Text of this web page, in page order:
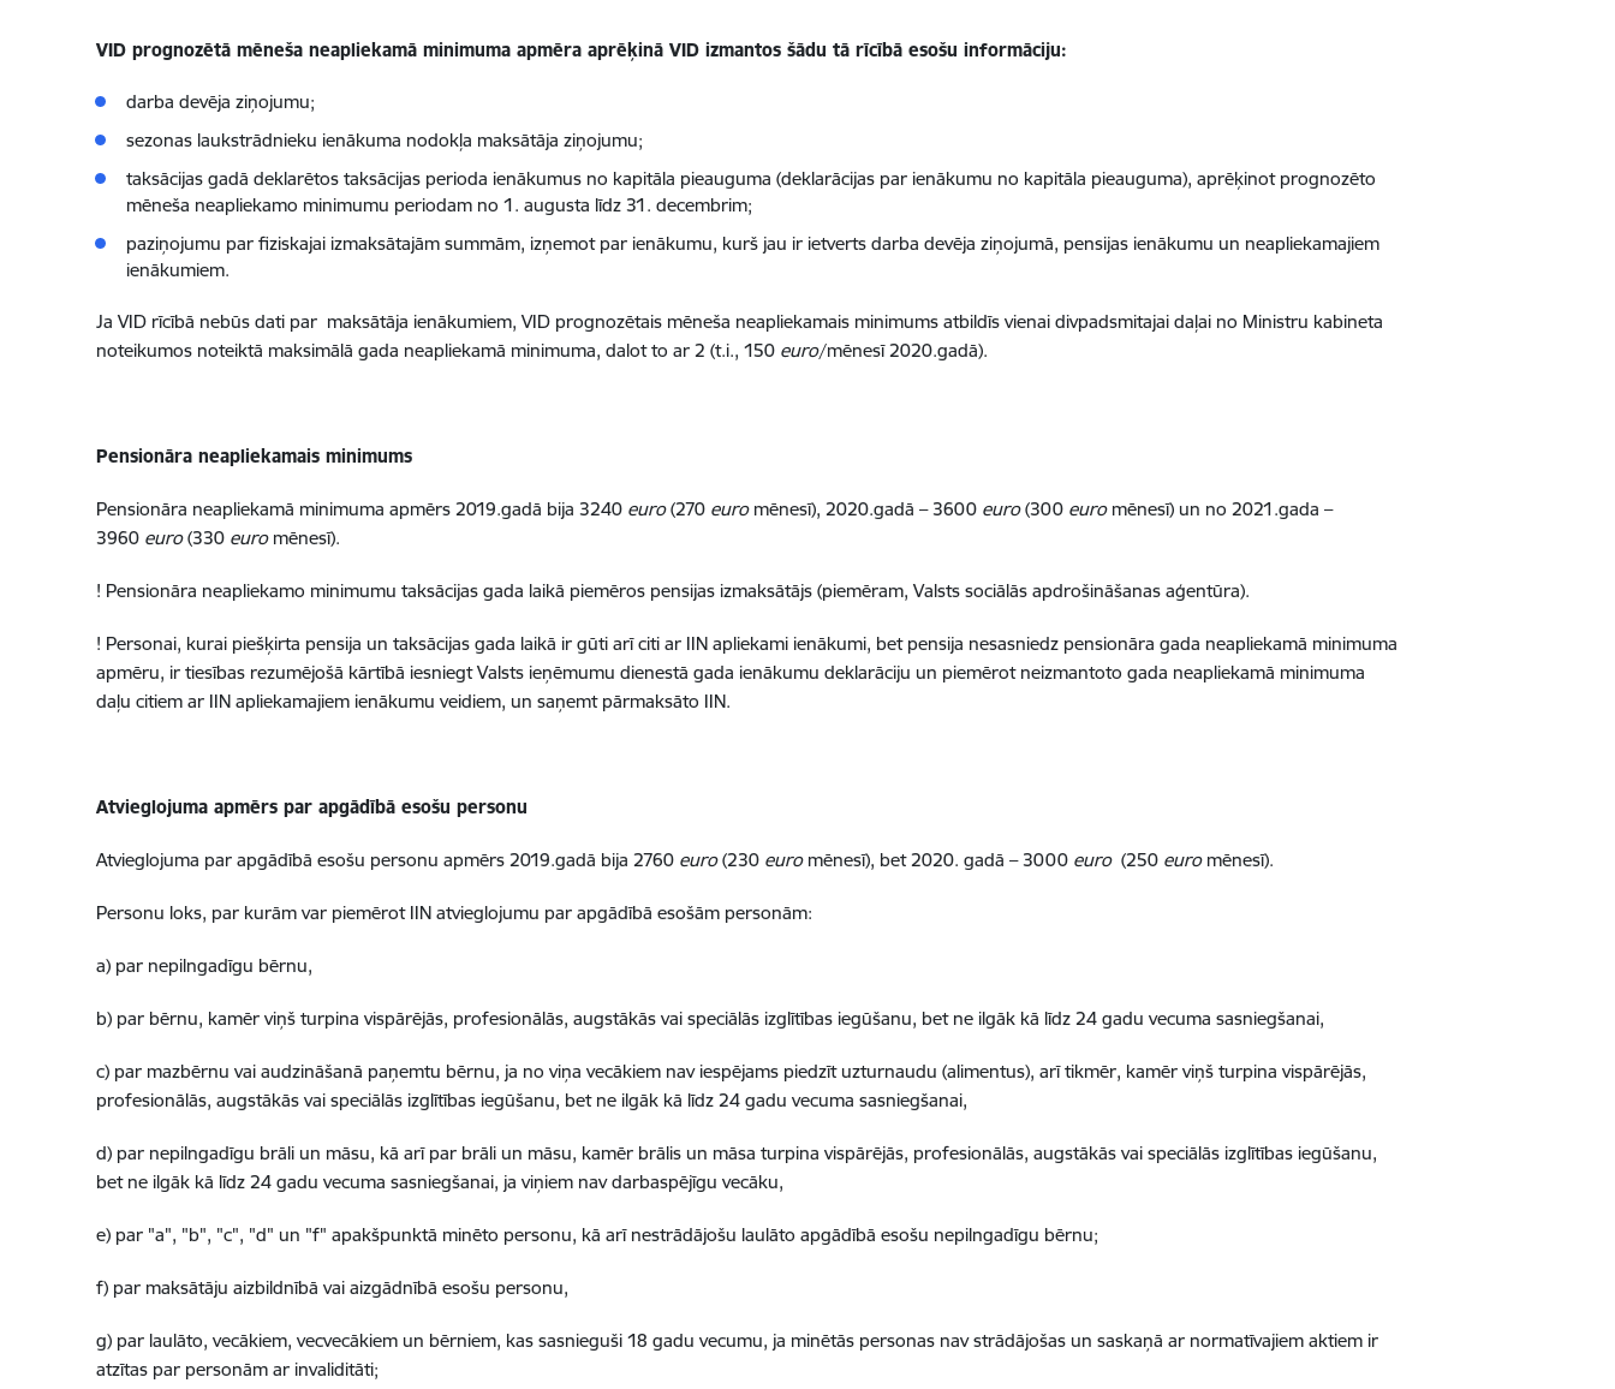
VID prognozētā mēneša neapliekamā minimuma apmēra aprēķinā VID izmantos šādu tā rīcībā esošu informāciju:
darba devēja ziņojumu;
sezonas laukstrādnieku ienākuma nodokļa maksātāja ziņojumu;
taksācijas gadā deklarētos taksācijas perioda ienākumus no kapitāla pieauguma (deklarācijas par ienākumu no kapitāla pieauguma), aprēķinot prognozēto
mēneša neapliekamo minimumu periodam no 1. augusta līdz 31. decembrim;
paziņojumu par fiziskajai izmaksātajām summām, izņemot par ienākumu, kurš jau ir ietverts darba devēja ziņojumā, pensijas ienākumu un neapliekamajiem
ienākumiem.
Ja VID rīcībā nebūs dati par maksātāja ienākumiem, VID prognozētais mēneša neapliekamais minimums atbildīs vienai divpadsmitajai daļai no Ministru kabineta
noteikumos noteiktā maksimālā gada neapliekamā minimuma, dalot to ar 2 (t.i., 150 euro/mēnesī 2020.gadā).
Pensionāra neapliekamais minimums
Pensionāra neapliekamā minimuma apmērs 2019.gadā bija 3240 euro(270 euromēnesī), 2020.gadā – 3600 euro(300 euromēnesī) un no 2021.gada –
3960euro(330 euromēnesī).
! Pensionāra neapliekamo minimumu taksācijas gada laikā piemēros pensijas izmaksātājs (piemēram, Valsts sociālās apdrošināšanas aģentūra).
! Personai, kurai piešķirta pensija un taksācijas gada laikā ir gūti arī citi ar IIN apliekami ienākumi, bet pensija nesasniedz pensionāra gada neapliekamā minimuma
apmēru, ir tiesības rezumējošā kārtībā iesniegt Valsts ieņēmumu dienestā gada ienākumu deklarāciju un piemērot neizmantoto gada neapliekamā minimuma
daļu citiem ar IIN apliekamajiem ienākumu veidiem, un saņemt pārmaksāto IIN.
Atvieglojuma apmērs par apgādībā esošu personu
Atvieglojuma par apgādībā esošu personu apmērs 2019.gadā bija 2760 euro(230 euromēnesī), bet 2020. gadā – 3000 euro(250 euromēnesī).
Personu loks, par kurām var piemērot IIN atvieglojumu par apgādībā esošām personām:
a) par nepilngadīgu bērnu,
b) par bērnu, kamēr viņš turpina vispārējās, profesionālās, augstākās vai speciālās izglītības iegūšanu, bet ne ilgāk kā līdz 24 gadu vecuma sasniegšanai,
c) par mazbērnu vai audzināšanā paņemtu bērnu, ja no viņa vecākiem nav iespējams piedzīt uzturnaudu (alimentus), arī tikmēr, kamēr viņš turpina vispārējās,
profesionālās, augstākās vai speciālās izglītības iegūšanu, bet ne ilgāk kā līdz 24 gadu vecuma sasniegšanai,
d) par nepilngadīgu brāli un māsu, kā arī par brāli un māsu, kamēr brālis un māsa turpina vispārējās, profesionālās, augstākās vai speciālās izglītības iegūšanu,
bet ne ilgāk kā līdz 24 gadu vecuma sasniegšanai, ja viņiem nav darbaspējīgu vecāku,
e) par "a", "b", "c", "d" un "f" apakšpunktā minēto personu, kā arī nestrādājošu laulāto apgādībā esošu nepilngadīgu bērnu;
f) par maksātāju aizbildnībā vai aizgādnībā esošu personu,
g) par laulāto, vecākiem, vecvecākiem un bērniem, kas sasnieguši 18 gadu vecumu, ja minētās personas nav strādājošas un saskaņā ar normatīvajiem aktiem ir
atzītas par personām ar invaliditāti;